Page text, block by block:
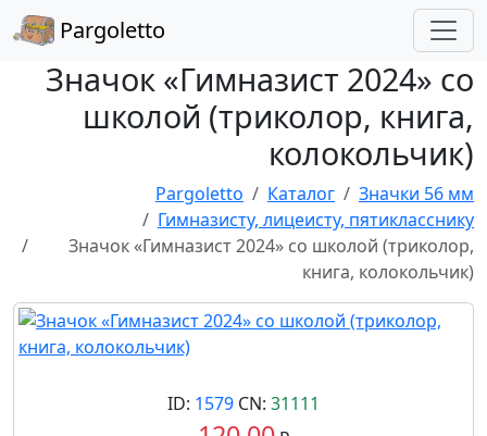
Pargoletto
Значок «Гимназист 2024» со
школой (триколор, книга,
колокольчик)
Pargoletto Каталог
Значки 56 мм
Гимназисту, лицеисту, пятикласснику
Значок «Гимназист 2024» со школой (триколор,
книга, колокольчик)
ID: 1579 CN: 31111